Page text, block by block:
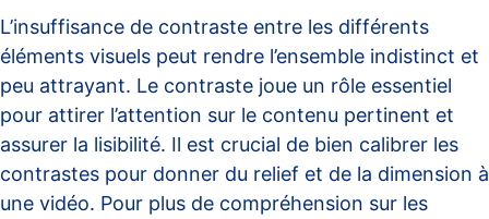
L’insuffisance de contraste entre les différents
éléments visuels peut rendre l’ensemble indistinct et
peu attrayant. Le contraste joue un rôle essentiel
pour attirer l’attention sur le contenu pertinent et
assurer la lisibilité. Il est crucial de bien calibrer les
contrastes pour donner du relief et de la dimension à
une vidéo. Pour plus de compréhension sur les